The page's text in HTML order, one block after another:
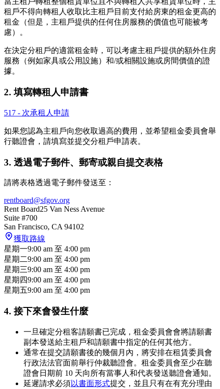
租戶不得向轉租人收取比主租戶目前支付給房東的租金更高的
租金（但是，主租戶提供的任何住房服務的價值也可能被考
慮）。
在決定分租戶的適當租金時，可以考慮主租戶提供的額外住房
服務（例如家具或公用設施）和/或相關設施或房間價值的證
據。
2. 填寫轉租人申請書
517 - 次承租人申請
如果您認為主租戶向您收取過高的費用，並希望租金委員會舉
行聽證會，請填寫並提交分租戶申請表。
3. 透過電子郵件、郵寄或親自提交表格
請將表格透過電子郵件發送至：
rentboard@sfgov.org
Rent Board25 Van Ness Avenue
Suite #700
San Francisco, CA 94102
獲取路線
星期一9:00 am 至 4:00 pm
星期二9:00 am 至 4:00 pm
星期三9:00 am 至 4:00 pm
星期四9:00 am 至 4:00 pm
星期五9:00 am 至 4:00 pm
4. 接下來會發生什麼
一旦確定分租客請願書已完成，租金委員會會將請願書
副本發送給主租戶和請願書中指定的任何其他方。
通常在提交請願書後的幾個月內，將安排在租賃委員會
行政法法官面前舉行仲裁聽證會。租金委員會至少在聽
證會日期前 10 天向所有當事人和代表發送聽證會通知。
延遲請求必須以書面形式提交，並且只有在有充分理由